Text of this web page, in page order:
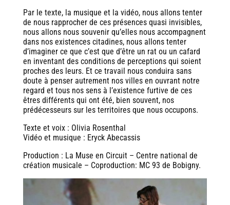
Par le texte, la musique et la vidéo, nous allons tenter
de nous rapprocher de ces présences quasi invisibles,
nous allons nous souvenir qu’elles nous accompagnent
dans nos existences citadines, nous allons tenter
d’imaginer ce que c’est que d’être un rat ou un cafard
en inventant des conditions de perceptions qui soient
proches des leurs. Et ce travail nous conduira sans
doute à penser autrement nos villes en ouvrant notre
regard et tous nos sens à l’existence furtive de ces
êtres différents qui ont été, bien souvent, nos
prédécesseurs sur les territoires que nous occupons.
Texte et voix : Olivia Rosenthal
Vidéo et musique : Eryck Abecassis
Production : La Muse en Circuit – Centre national de
création musicale – Coproduction: MC 93 de Bobigny.